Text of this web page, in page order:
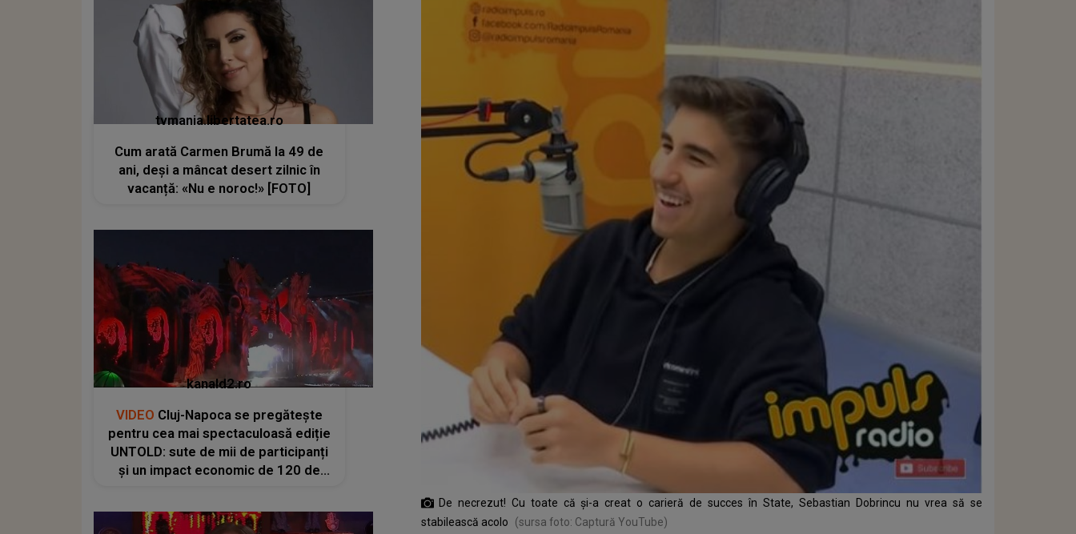
De necrezut! Cu toate că și-a creat o carieră de succes în State, Sebastian Dobrincu nu vrea să se
stabilească acolo
(sursa foto: Captură YouTube)
tvmania.libertatea.ro
Cum arată Carmen Brumă la 49 de
ani, deși a mâncat desert zilnic în
vacanță: «Nu e noroc!» [FOTO]
kanald2.ro
VIDEO Cluj-Napoca se pregătește
pentru cea mai spectaculoasă ediție
UNTOLD: sute de mii de participanți
și un impact economic de 120 de